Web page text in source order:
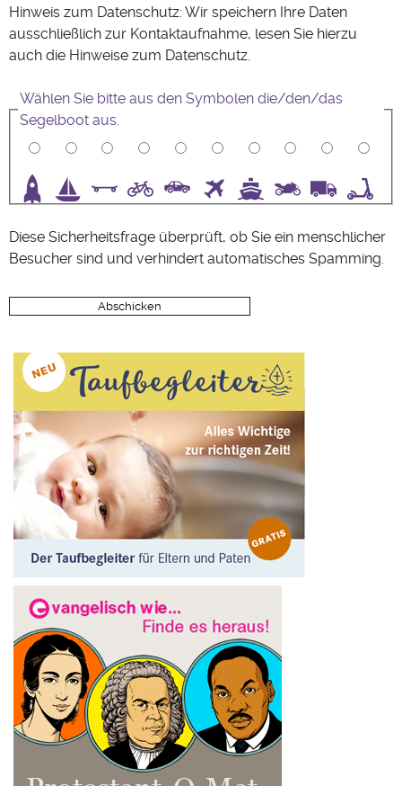
Hinweis zum Datenschutz: Wir speichern Ihre Daten
ausschließlich zur Kontaktaufnahme, lesen Sie hierzu
auch die Hinweise zum Datenschutz.
Wählen Sie bitte aus den Symbolen die/den/das
Segelboot aus.
Diese Sicherheitsfrage überprüft, ob Sie ein menschlicher
Besucher sind und verhindert automatisches Spamming.